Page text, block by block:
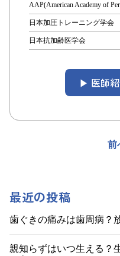
AAP(American Academy of
日本加圧トレーニング学会
日本抗加齢医学会
▶︎ 医師
ナ
ビ
ゲ
前
最近の投稿
歯ぐきの痛みは歯周病？
親知らずはいつ生える？